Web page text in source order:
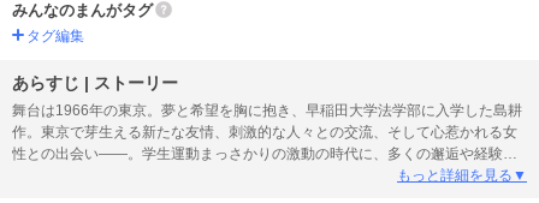
みんなのまんがタグ
タグ編集
あらすじ | ストーリー
舞台は1966年の東京。夢と希望を胸に抱き、早稲田大学法学部に入学した島耕
作。東京で芽生える新たな友情、刺激的な人々との交流、そして心惹かれる女
性との出会い――。学生運動まっさかりの激動の時代に、多くの邂逅や経験を
経て一人の青年がどう成長していくのか、後に大企業のトップに立つ男の「原
もっと詳細を見る▼